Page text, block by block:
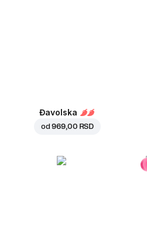
Đavolska
od969,00 RSD